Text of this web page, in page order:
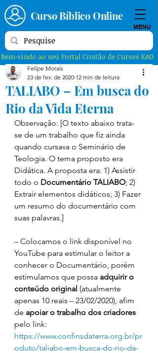
Curso Bíblico Online
MENU
Bem-vindo ao seu Portal Cristão de Cursos EAD
TALIABO – Em busca do
Rio da Vida Eterna
Felipe Morais
23 de fev. de 2020 12 min de leitura
Observação: [O texto abaixo trata-
se de um trabalho que fiz ainda
quando cursava o Seminário de
Teologia. O tema proposto era
Didática. A proposta era: 1) Assistir
todo o Documentário TALIABO; 2)
Extrair elementos didáticos; 3) Fazer
um resumo do documentário com
suas palavras.]
– Colocamos o link disponível no
YouTube para estimular o leitor a
conhecer o Documentário, porém
estimulamos que possa adquirir o
conteúdo original (atualmente
apenas 10 reais – 23/02/2020), afim
de apoiar o trabalho dos criadores
pelo link:
https://www.confinsdaterra.org.br/pr
oduto/taliabo-em-busca-do-rio-da-